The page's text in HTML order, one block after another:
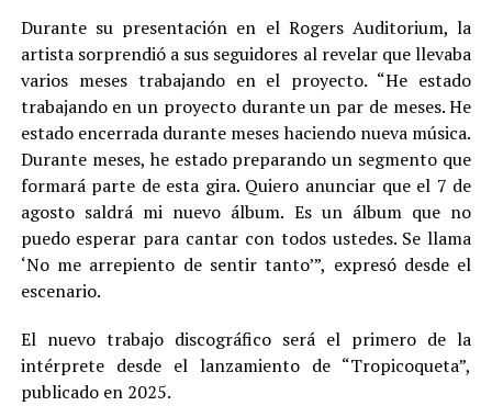
Durante su presentación en el Rogers Auditorium, la
artista sorprendió a sus seguidores al revelar que llevaba
varios meses trabajando en el proyecto. “He estado
trabajando en un proyecto durante un par de meses. He
estado encerrada durante meses haciendo nueva música.
Durante meses, he estado preparando un segmento que
formará parte de esta gira. Quiero anunciar que el 7 de
agosto saldrá mi nuevo álbum. Es un álbum que no
puedo esperar para cantar con todos ustedes. Se llama
‘No me arrepiento de sentir tanto’”, expresó desde el
escenario.
El nuevo trabajo discográfico será el primero de la
intérprete desde el lanzamiento de “Tropicoqueta”,
publicado en 2025.